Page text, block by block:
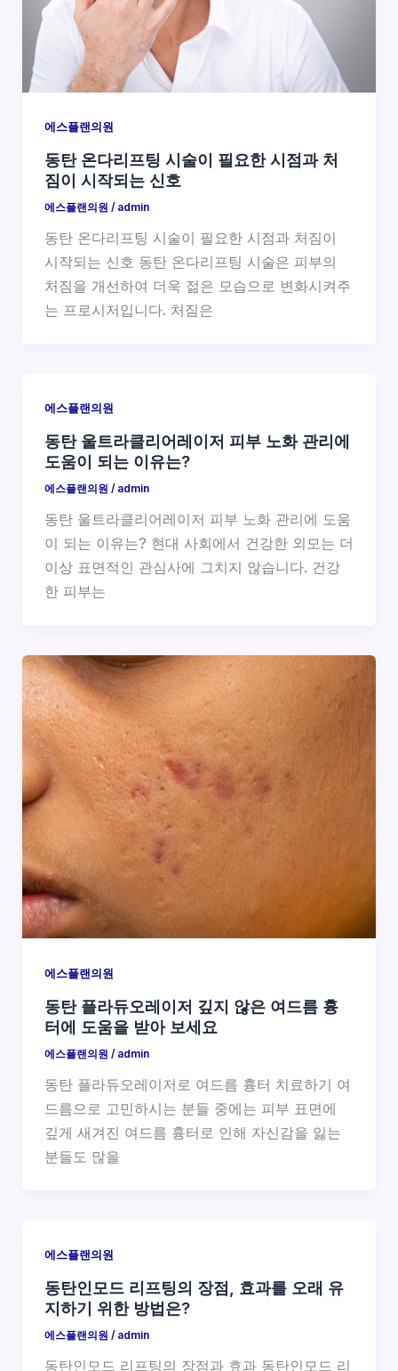
에스플랜의원
동탄 온다리프팅 시술이 필요한 시점과 처
짐이 시작되는 신호
에스플랜의원 / admin
동탄 온다리프팅 시술이 필요한 시점과 처짐이
시작되는 신호 동탄 온다리프팅 시술은 피부의
처짐을 개선하여 더욱 젊은 모습으로 변화시켜주
는 프로시저입니다. 처짐은
에스플랜의원
동탄 울트라클리어레이저 피부 노화 관리에
도움이 되는 이유는?
에스플랜의원 / admin
동탄 울트라클리어레이저 피부 노화 관리에 도움
이 되는 이유는? 현대 사회에서 건강한 외모는 더
이상 표면적인 관심사에 그치지 않습니다. 건강
한 피부는
에스플랜의원
동탄 플라듀오레이저 깊지 않은 여드름 흉
터에 도움을 받아 보세요
에스플랜의원 / admin
동탄 플라듀오레이저로 여드름 흉터 치료하기 여
드름으로 고민하시는 분들 중에는 피부 표면에
깊게 새겨진 여드름 흉터로 인해 자신감을 잃는
분들도 많을
에스플랜의원
동탄인모드 리프팅의 장점, 효과를 오래 유
지하기 위한 방법은?
에스플랜의원 / admin
동탄인모드 리프팅의 장점과 효과 동탄인모드 리